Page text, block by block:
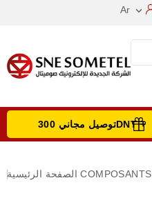
Ar 
توصيل مجاني 300DNT +
الصفحة الرئيسية COMPOSANTS